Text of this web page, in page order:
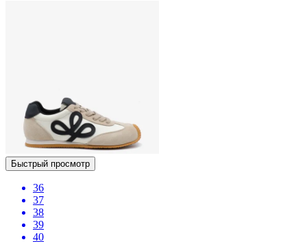
Быстрый просмотр
36
37
38
39
40